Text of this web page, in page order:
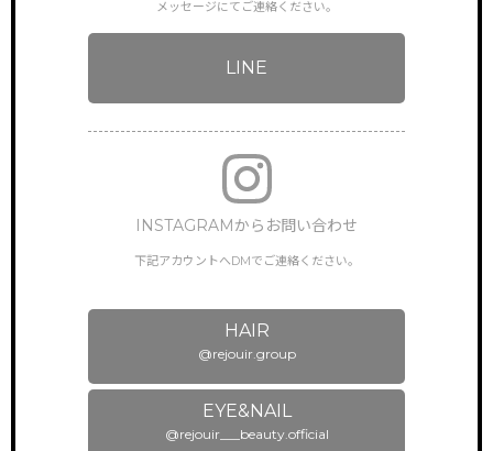
ONLINEGUIDANCE
お問い合わせ
メッセージにてご連絡ください。
LINE
INSTAGRAMからお問い合わせ
下記アカウントへDMでご連絡ください。
HAIR
@rejouir.group
EYE&NAIL
@rejouir___beauty.official